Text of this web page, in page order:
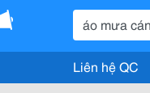
Liên hệ QC